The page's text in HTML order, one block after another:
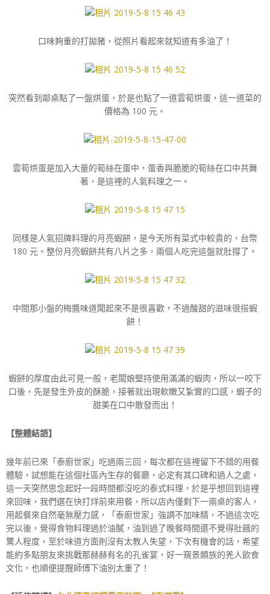
口味夠重的打拋豬，從照片看起來就知道有多油了！
突然看到鄰桌點了一盤烘蛋，於是也點了一道雲筍烘蛋，這一道菜的
價格為 100 元。
雲筍烘蛋是加入大量的筍絲在蛋中，蛋香與脆脆的筍絲在口中共舞
著，是這裡的人氣料理之一。
同樣是人氣招牌料理的月亮蝦餅，是今天所有菜式中較貴的，台幣
180 元。整份月亮蝦餅共有八片之多，兩個人吃完這盤就肚撐了。
中間那小盤的梅醬味道聞起來不是很喜歡，不過酸甜的滋味很搭蝦
餅！
蝦餅的厚度由此可見一般，老闆娘堅持使用滿滿的蝦肉，所以一咬下
口後，先是發生外皮的酥脆，接著就出現軟嫩又紮實的口感，蝦子的
甜美在口中散發而出！
【整體結語】
幾年前已來「泰廚世家」吃過兩三回，每次都在這裡留下不錯的用餐
體驗，試想能在這個社區內生存的餐廳，必定有其口碑和過人之處，
這一天突然思念起好一段時間都沒吃的泰式料理，於是乎想回到這裡
來回味，我們選在快打烊前來用餐，所以店內僅剩下一兩桌的客人，
用起餐來自然毫無壓力感，「泰廚世家」強調不加味精，不過這次吃
完以後，覺得食物料理過於油膩，油到過了晚餐時間還不覺得肚餓的
驚人程度，至於味道方面則沒有太教人失望，下次有機會的話，希望
能約多點朋友來挑戰那赫赫有名的孔雀宴，好一窺景頗族的羌人飲食
文化，也順便提醒師傅下油別太重了！